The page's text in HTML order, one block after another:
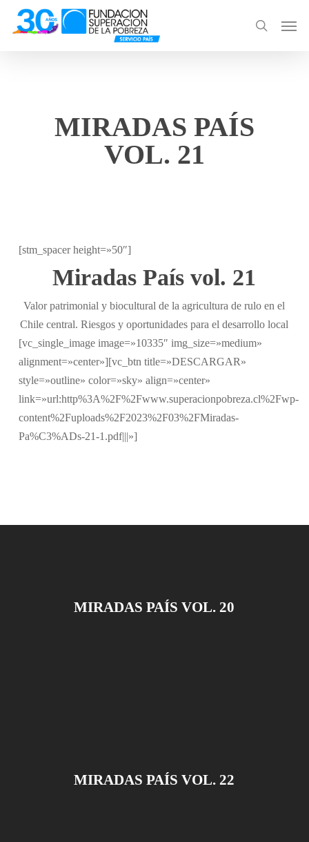
search
Menu
MIRADAS PAÍS
VOL. 21
[stm_spacer height=»50″]
Miradas País vol. 21
Valor patrimonial y biocultural de la agricultura de rulo en el
Chile central. Riesgos y oportunidades para el desarrollo local
[vc_single_image image=»10335″ img_size=»medium»
alignment=»center»][vc_btn title=»DESCARGAR»
style=»outline» color=»sky» align=»center»
link=»url:http%3A%2F%2Fwww.superacionpobreza.cl%2Fwp-
content%2Fuploads%2F2023%2F03%2FMiradas-
Pa%C3%ADs-21-1.pdf|||»]
MIRADAS PAÍS VOL. 20
MIRADAS PAÍS VOL. 22